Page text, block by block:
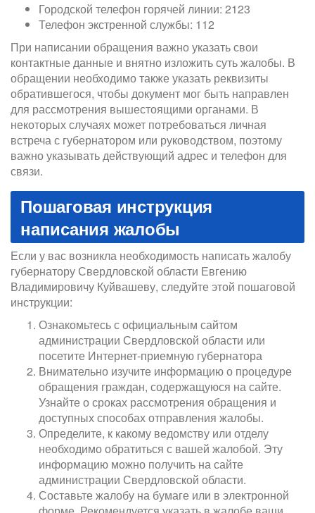
Городской телефон горячей линии: 2123
Телефон экстренной службы: 112
При написании обращения важно указать свои
контактные данные и внятно изложить суть жалобы. В
обращении необходимо также указать реквизиты
обратившегося, чтобы документ мог быть направлен
для рассмотрения вышестоящими органами. В
некоторых случаях может потребоваться личная
встреча с губернатором или руководством, поэтому
важно указывать действующий адрес и телефон для
связи.
Пошаговая инструкция
написания жалобы
Если у вас возникла необходимость написать жалобу
губернатору Свердловской области Евгению
Владимировичу Куйвашеву, следуйте этой пошаговой
инструкции:
Ознакомьтесь с официальным сайтом
администрации Свердловской области или
посетите Интернет-приемную губернатора
Внимательно изучите информацию о процедуре
обращения граждан, содержащуюся на сайте.
Узнайте о сроках рассмотрения обращения и
доступных способах отправления жалобы.
Определите, к какому ведомству или отделу
необходимо обратиться с вашей жалобой. Эту
информацию можно получить на сайте
администрации Свердловской области.
Составьте жалобу на бумаге или в электронной